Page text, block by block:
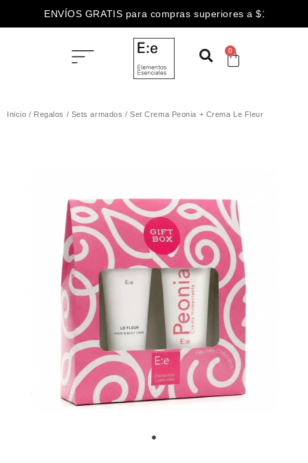
ENVÍOS GRATIS para compras superiores a $100.000
0
Inicio / Regalos / Sets armados / Set Crema Peonia + Crema Le Fleur